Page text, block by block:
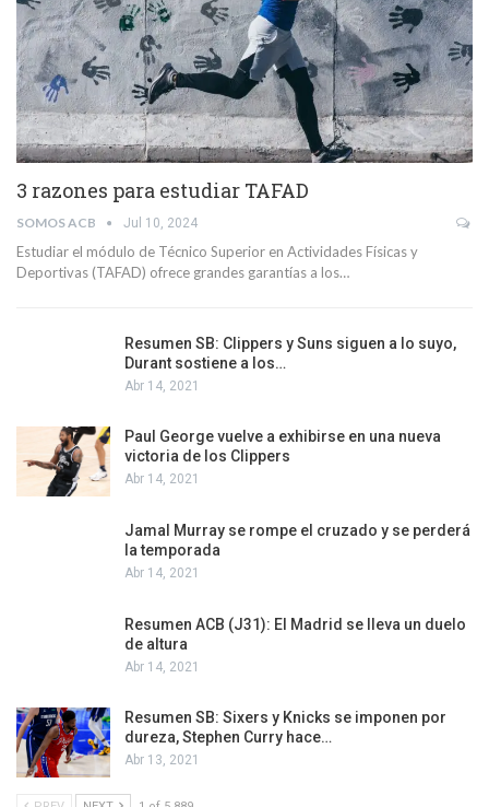
3 razones para estudiar TAFAD
SOMOS ACB Jul 10, 2024
Estudiar el módulo de Técnico Superior en Actividades Físicas y
Deportivas (TAFAD) ofrece grandes garantías a los…
Resumen SB: Clippers y Suns siguen a lo suyo,
Durant sostiene a los…
Abr 14, 2021
Paul George vuelve a exhibirse en una nueva
victoria de los Clippers
Abr 14, 2021
Jamal Murray se rompe el cruzado y se perderá
la temporada
Abr 14, 2021
Resumen ACB (J31): El Madrid se lleva un duelo
de altura
Abr 14, 2021
Resumen SB: Sixers y Knicks se imponen por
dureza, Stephen Curry hace…
Abr 13, 2021